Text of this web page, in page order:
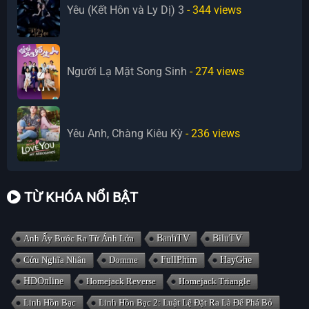
Yêu (Kết Hôn và Ly Dị) 3 - 344 views
Người Lạ Mặt Song Sinh - 274 views
Yêu Anh, Chàng Kiêu Kỳ - 236 views
TỪ KHÓA NỔI BẬT
Anh Ấy Bước Ra Từ Ánh Lửa BanhTV BiluTV
Cửu Nghĩa Nhân Domme FullPhim HayGhe
HDOnline Homejack Reverse Homejack Triangle
Linh Hồn Bạc Linh Hồn Bạc 2: Luật Lệ Đặt Ra Là Để Phá Bỏ